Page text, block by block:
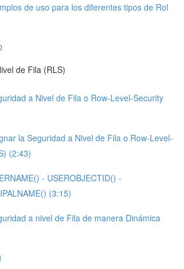
de uso para los diferentes tipos de Rol
de Fila (RLS)
a Nivel de Fila o Row-Level-Security
la Seguridad a Nivel de Fila o Row-Level-
(2:43)
- USEROBJECTID() -
(3:15)
a nivel de Fila de manera Dinámica